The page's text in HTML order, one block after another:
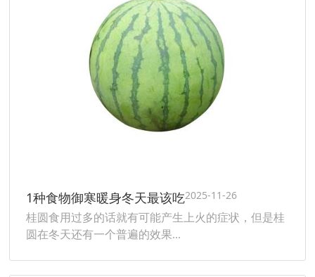
1种食物御寒暖身冬天最该吃2025-11-26
桂圆食用过多的话就有可能产生上火的症状，但是桂
圆在冬天还有一个普遍的效果...